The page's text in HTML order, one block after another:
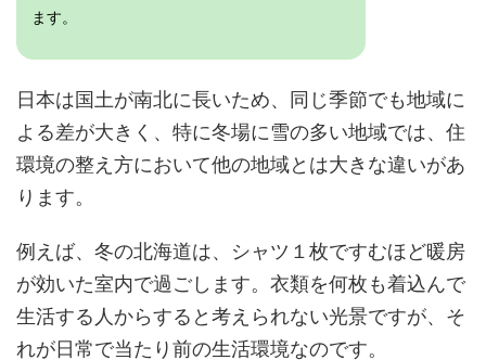
ます。
日本は国土が南北に長いため、同じ季節でも地域に
よる差が大きく、特に冬場に雪の多い地域では、住
環境の整え方において他の地域とは大きな違いがあ
ります。
例えば、冬の北海道は、シャツ１枚ですむほど暖房
が効いた室内で過ごします。衣類を何枚も着込んで
生活する人からすると考えられない光景ですが、そ
れが日常で当たり前の生活環境なのです。